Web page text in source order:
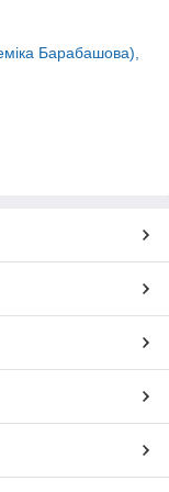
Барабашова),